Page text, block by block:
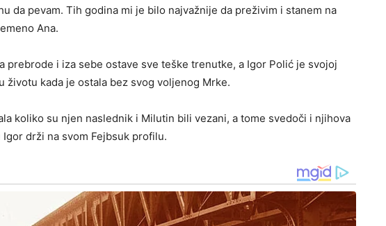
da pevam. Tih godina mi je bilo najvažnije da preživim i stanem na
Ana.
prebrode i iza sebe ostave sve teške trenutke, a Igor Polić je svojoj
životu kada je ostala bez svog voljenog Mrke.
koliko su njen naslednik i Milutin bili vezani, a tome svedoči i njihova
drži na svom Fejbsuk profilu.